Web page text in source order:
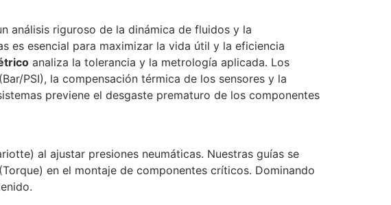
análisis riguroso de la dinámica de fluidos y la
es esencial para maximizar la vida útil y la eficiencia
analiza la tolerancia y la metrología aplicada. Los
PSI), la compensación térmica de los sensores y la
previene el desgaste prematuro de los componentes
al ajustar presiones neumáticas. Nuestras guías se
en el montaje de componentes críticos. Dominando